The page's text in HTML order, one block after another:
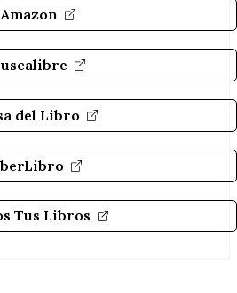
Amazon
del Libro
Tus Libros